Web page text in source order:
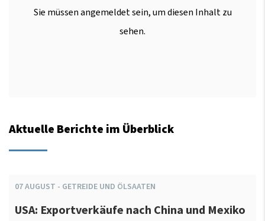
Sie müssen angemeldet sein, um diesen Inhalt zu
sehen.
Aktuelle Berichte im Überblick
07AUGUST - GETREIDE UND ÖLSAATEN
USA: Exportverkäufe nach China und Mexiko